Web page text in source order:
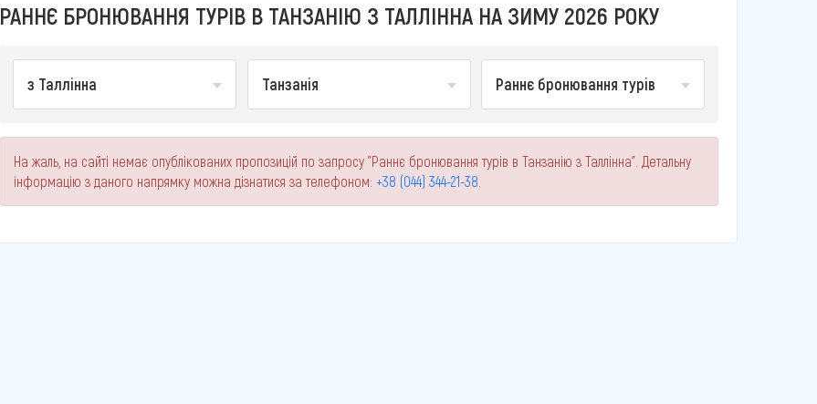
РАННЄ БРОНЮВАННЯ ТУРІВ В ТАНЗАНІЮ З ТАЛЛІННА НА ЗИМУ 2026 РОКУ
з Таллінна Танзанія Раннє бронювання турів
На жаль, на сайті немає опублікованих пропозицій по запросу "Раннє бронювання турів в Танзанію з Таллінна". Детальну
інформацію з даного напрямку можна дізнатися за телефоном: +38 (044) 344-21-38